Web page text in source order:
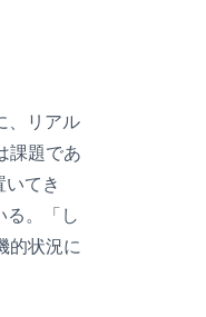
、リアル
課題であ
てき
る。「し
的状況に